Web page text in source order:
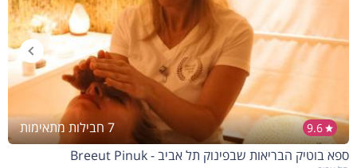
9.6
7 חבילות מתאימות
ספא בוטיק הבריאות שבפינוק תל אביב - Breeut Pinuk